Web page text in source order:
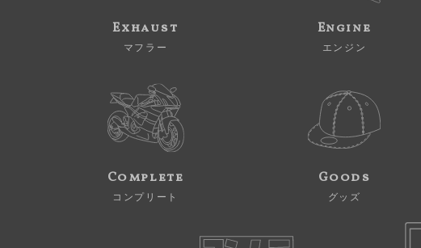
Exhaust
マフラー
Engine
エンジン
Complete
コンプリート
Goods
グッズ